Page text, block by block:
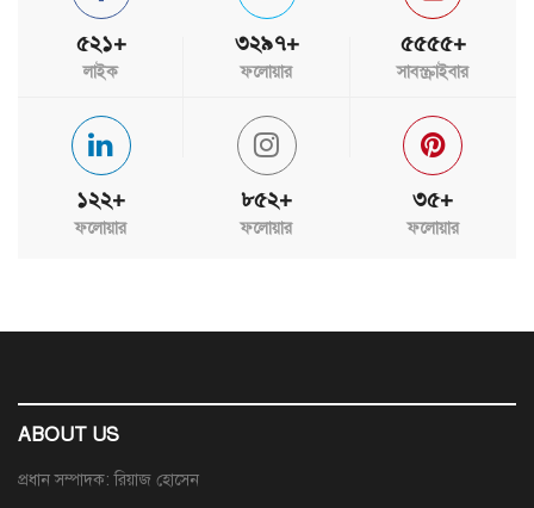
৫২১+
লাইক
৩২৯৭+
ফলোয়ার
৫৫৫৫+
সাবস্ক্রাইবার
১২২+
ফলোয়ার
৮৫২+
ফলোয়ার
৩৫+
ফলোয়ার
ABOUT US
প্রধান সম্পাদক: রিয়াজ হোসেন